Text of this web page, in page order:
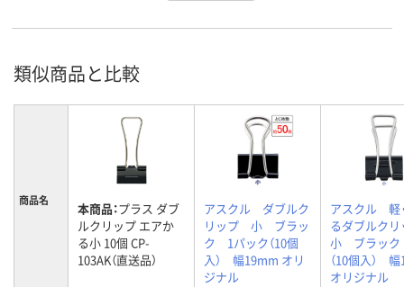
類似商品と比較
商品名 本商品：プラス ダブ
ルクリップ エアか
る小 10個 CP-
103AK（直送品）
アスクル ダブルク
リップ 小 ブラッ
ク 1パック（10個
入） 幅19mm オリ
ジナル
アスクル 軽
るダブルク
小 ブラッ
（10個入）
オリジナル